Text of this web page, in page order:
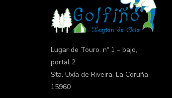
Lugar de Touro, nº 1 – bajo,
portal 2
Sta. Uxía de Riveira, La Coruña
15960